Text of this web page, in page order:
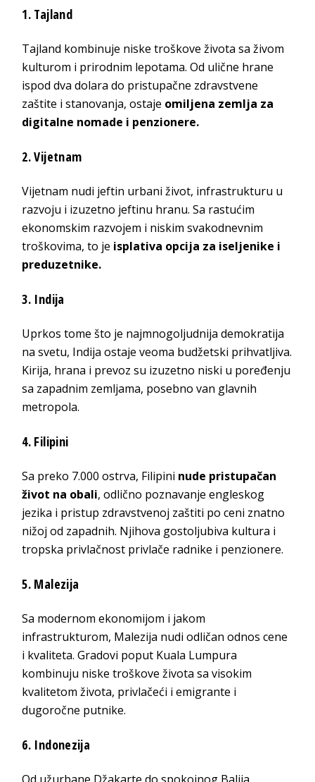
1. Tajland
Tajland kombinuje niske troškove života sa živom
kulturom i prirodnim lepotama. Od ulične hrane
ispod dva dolara do pristupačne zdravstvene
zaštite i stanovanja, ostaje omiljena zemlja za
digitalne nomade i penzionere.
2. Vijetnam
Vijetnam nudi jeftin urbani život, infrastrukturu u
razvoju i izuzetno jeftinu hranu. Sa rastućim
ekonomskim razvojem i niskim svakodnevnim
troškovima, to je isplativa opcija za iseljenike i
preduzetnike.
3. Indija
Uprkos tome što je najmnogoljudnija demokratija
na svetu, Indija ostaje veoma budžetski prihvatljiva.
Kirija, hrana i prevoz su izuzetno niski u poređenju
sa zapadnim zemljama, posebno van glavnih
metropola.
4. Filipini
Sa preko 7.000 ostrva, Filipini nude pristupačan
život na obali, odlično poznavanje engleskog
jezika i pristup zdravstvenoj zaštiti po ceni znatno
nižoj od zapadnih. Njihova gostoljubiva kultura i
tropska privlačnost privlače radnike i penzionere.
5. Malezija
Sa modernom ekonomijom i jakom
infrastrukturom, Malezija nudi odličan odnos cene
i kvaliteta. Gradovi poput Kuala Lumpura
kombinuju niske troškove života sa visokim
kvalitetom života, privlačeći i emigrante i
dugoročne putnike.
6. Indonezija